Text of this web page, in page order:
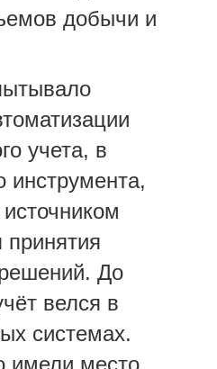
добычи и
учета, в
инструмента,
До
велся в
системах.
имели место